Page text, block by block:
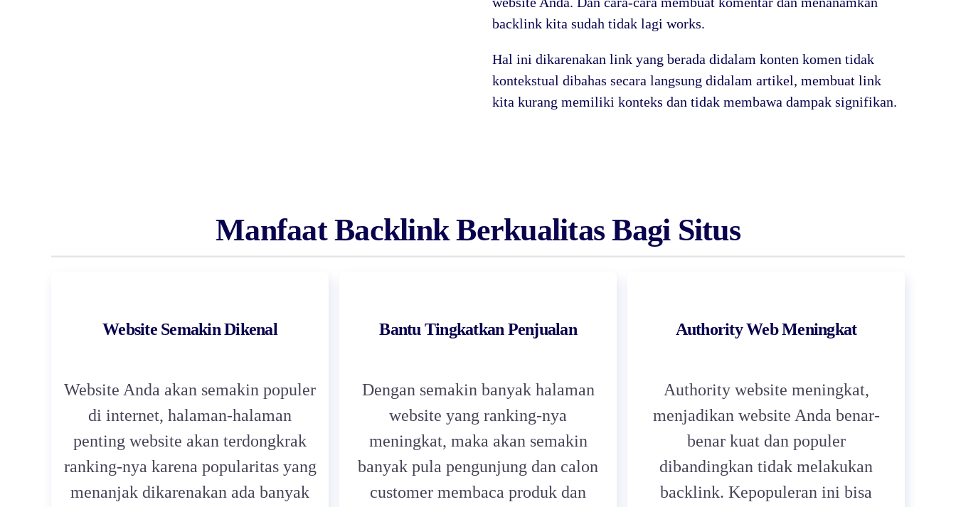
backlink kita sudah tidak lagi works.
Hal ini dikarenakan link yang berada didalam konten komen tidak
kontekstual dibahas secara langsung didalam artikel, membuat link
kita kurang memiliki konteks dan tidak membawa dampak signifikan.
Manfaat Backlink Berkualitas Bagi Situs
Website Semakin Dikenal
Website Anda akan semakin populer
di internet, halaman-halaman
penting website akan terdongkrak
ranking-nya karena popularitas yang
menanjak dikarenakan ada banyak
Bantu Tingkatkan Penjualan
Dengan semakin banyak halaman
website yang ranking-nya
meningkat, maka akan semakin
banyak pula pengunjung dan calon
customer membaca produk dan
Authority Web Meningkat
Authority website meningkat,
menjadikan website Anda benar-
benar kuat dan populer
dibandingkan tidak melakukan
backlink. Kepopuleran ini bisa